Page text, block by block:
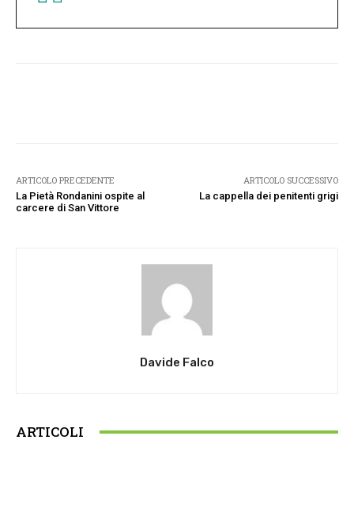
ARTICOLO PRECEDENTE
La Pietà Rondanini ospite al
carcere di San Vittore
ARTICOLO SUCCESSIVO
La cappella dei penitenti grigi
Davide Falco
ARTICOLI